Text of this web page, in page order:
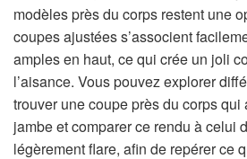
modèles près du corps restent une
coupes ajustées s’associent
amples en haut, ce qui crée un joli
l’aisance. Vous pouvez explorer
trouver une coupe près du corps
jambe et comparer ce rendu à celui
légèrement flare, afin de repérer ce